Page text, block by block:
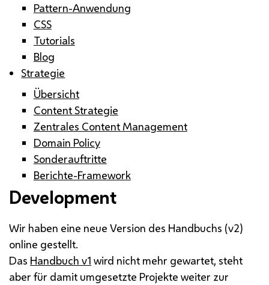
Pattern-Anwendung
CSS
Tutorials
Blog
Strategie
Übersicht
Content Strategie
Zentrales Content Management
Domain Policy
Sonderauftritte
Berichte-Framework
Development
Wir haben eine neue Version des Handbuchs (v2)
online gestellt.
Das Handbuch v1 wird nicht mehr gewartet, steht
aber für damit umgesetzte Projekte weiter zur